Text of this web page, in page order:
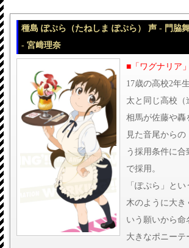
種島 ぽぷら（たねしま ぽぷら） 声 - 門脇
- 宮﨑理奈
■「ワグナリア
17歳の高校2年
太と同じ高校（
相馬が佐藤や轟
見た音尾から
う採用条件に
で採用。
「ぽぷら」と
木のように大き
いう願いから命
大きなポニーテ